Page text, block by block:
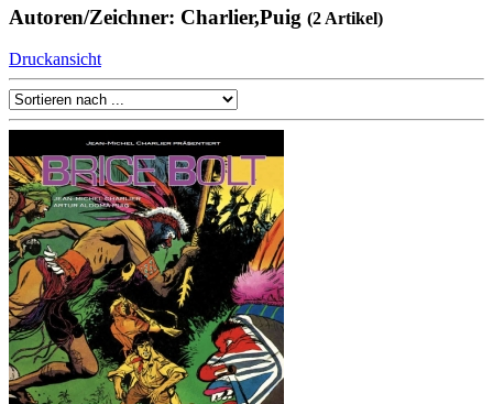
Autoren/Zeichner: Charlier,Puig (2 Artikel)
Druckansicht